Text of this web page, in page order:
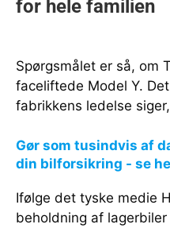
Spørgsmålet er så, om
faceliftede Model Y.
fabrikkens ledelse
Gør som tusindvis af
din bilforsikring - se
Ifølge det tyske medie
beholdning af